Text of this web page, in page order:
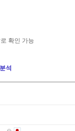
확인 가능
석